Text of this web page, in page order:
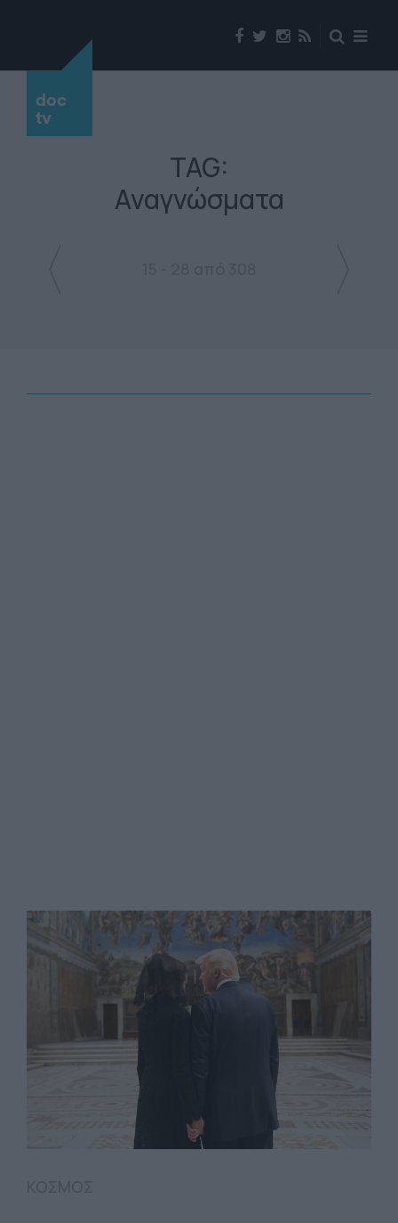
doc
tv
TAG:
Αναγνώσματα